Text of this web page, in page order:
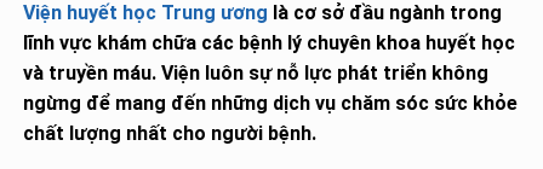
Viện huyết học Trung ương là cơ sở đầu ngành trong
lĩnh vực khám chữa các bệnh lý chuyên khoa huyết học
và truyền máu. Viện luôn sự nỗ lực phát triển không
ngừng để mang đến những dịch vụ chăm sóc sức khỏe
chất lượng nhất cho người bệnh.